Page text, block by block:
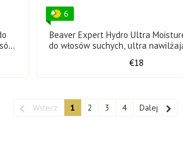
6
Beaver Expert Hydro Ultra
do włosów suchych, ultra
€18
Wstecz 1 2 3 4 Dalej